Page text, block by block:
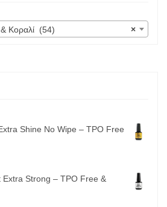
×
Κοραλί (54)
Shine No Wipe – TPO Free
Extra Strong – TPO Free &